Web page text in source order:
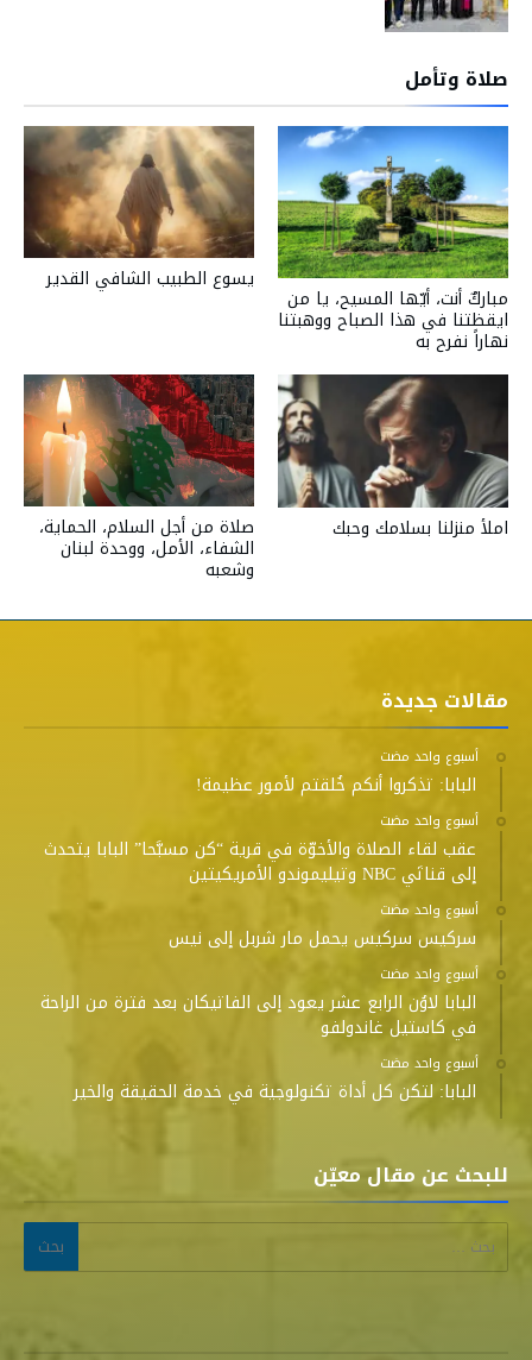
صلاة وتأمل
يسوع الطبيب الشافي القدير
مباركٌ أنت، أيّها المسيح، يا من
ايقظتنا في هذا الصباح ووهبتنا
نهاراً نفرح به
صلاة من أجل السلام، الحماية،
الشفاء، الأمل، ووحدة لبنان
وشعبه
املأ منزلنا بسلامك وحبك
مقالات جديدة
‫‫‫‏‫أسبوع واحد مضت‬
البابا: تذكروا أنكم خُلقتم لأمور عظيمة!
‫‫‫‏‫أسبوع واحد مضت‬
عقب لقاء الصلاة والأخوّة في قرية “كن مسبَّحا” البابا يتحدث
إلى قناتَي NBC وتيليموندو الأمريكيتين
‫‫‫‏‫أسبوع واحد مضت‬
سركيس سركيس يحمل مار شربل إلى نيس
‫‫‫‏‫أسبوع واحد مضت‬
البابا لاوُن الرابع عشر يعود إلى الفاتيكان بعد فترة من الراحة
في كاستيل غاندولفو
‫‫‫‏‫أسبوع واحد مضت‬
البابا: لتكن كل أداة تكنولوجية في خدمة الحقيقة والخير
للبحث عن مقال معيّن
البحث عن: